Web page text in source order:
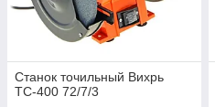
Станок точильный Вихрь
ТС-400 72/7/3